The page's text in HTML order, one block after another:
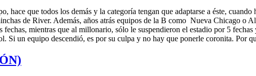
hace que todos los demás y la categoría tengan que adaptarse a éste,
de River. Además, años atrás equipos de la B como Nueva Chicago o
mientras que al millonario, sólo le suspendieron el estadio por 5
Si un equipo descendió, es por su culpa y no hay que ponerle coronita. Por